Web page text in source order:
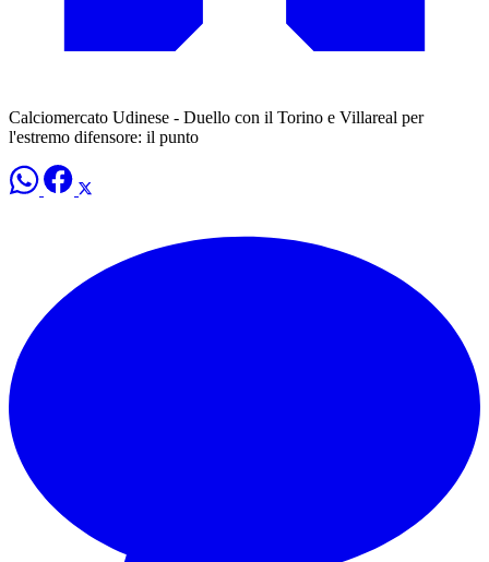
Calciomercato Udinese - Duello con il Torino e Villareal per
l'estremo difensore: il punto